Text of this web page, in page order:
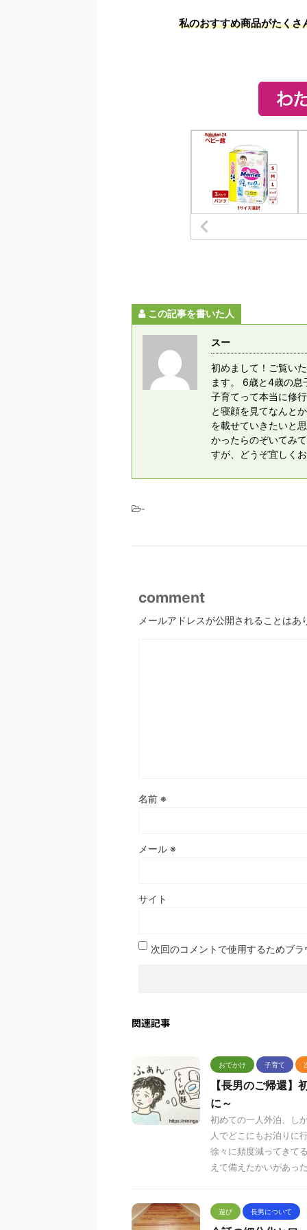
私のおすすめ商品がたくさ
この記事を書いた人
スー
初めまして！ご覧い
ます。 6歳と4歳の
子育てって本当に修
と寝顔を見てなんと
を載せていきたいと
かったらのぞいてみ
すが、どうぞ宜しく
-
comment
メールアドレスが公開されることはあ
名前 ※
メール ※
サイト
次回のコメントで使用するためブ
関連記事
おでかけ 子育て
【長男のご帰還
に～
初めての一人外泊、し
人でどこにもお泊りに
徐々に頻度減ってきて
えて備えたかいがあっ
遊び 長男について